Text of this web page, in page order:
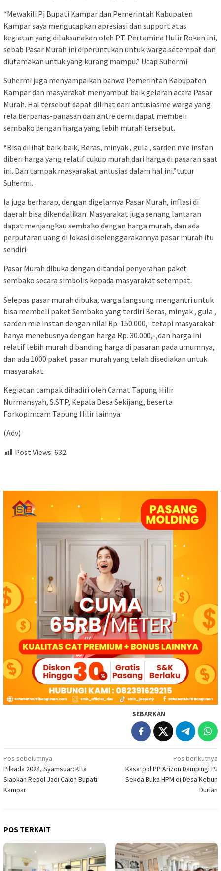
“Mewakili Pj Bupati Kampar dan Pemerintah Kabupaten
Kampar saya mengucapkan apresiasi dan support atas
kegiatan yang dilaksanakan oleh PT. Pertamina Hulir Rokan ini,
sebab Pasar Murah ini diperuntukan untuk warga setempat dan
diutamakan untuk yang kurang mampu.” Ucap Suhermi
Suhermi juga menyampaikan bahwa Pemerintah Kabupaten
Kampar dan masyarakat menyambut baik gelaran acara Pasar
Murah. Hal tersebut dapat dilihat dari antusiasme warga yang
rela berpanas-panasan dan antre demi dapat membeli
sembako dengan harga yang lebih murah tersebut.
“Bisa dilihat baik-baik, Beras, minyak , gula , sarden mie instan
diberi harga yang relatif cukup murah dari harga di pasaran saat
ini. Dan tampak masyarakat antusias dalam hal ini.”tutur
Suhermi.
Ia juga berharap, dengan digelarnya Pasar Murah, inflasi di
daerah bisa dikendalikan. Masyarakat juga senang lantaran
dapat menjangkau sembako dengan harga murah, dan ada
perputaran uang di lokasi diselenggarakannya pasar murah itu
sendiri.
Pasar Murah dibuka dengan ditandai penyerahan paket
sembako secara simbolis kepada masyarakat setempat.
Selepas pasar murah dibuka, warga langsung mengantri untuk
bisa membeli paket Sembako yang terdiri Beras, minyak , gula ,
sarden mie instan dengan nilai Rp. 150.000,- tetapi masyarakat
hanya menebusnya dengan harga Rp. 30.000,-,dan harga ini
relatif lebih murah dibanding harga di pasaran pada umumnya,
dan ada 1000 paket pasar murah yang telah disediakan untuk
masyarakat.
Kegiatan tampak dihadiri oleh Camat Tapung Hilir
Nurmansyah, S.STP, Kepala Desa Sekijang, beserta
Forkopimcam Tapung Hilir lainnya.
(Adv)
Post Views: 632
SEBARKAN
Navigasi
pos
Pos sebelumnya
Pilkada 2024, Syamsuar: Kita
Siapkan Repol Jadi Calon Bupati
Kampar
Pos berikutnya
Kasatpol PP Arizon Dampingi PJ
Sekda Buka HPM di Desa Kebun
Durian
POS TERKAIT